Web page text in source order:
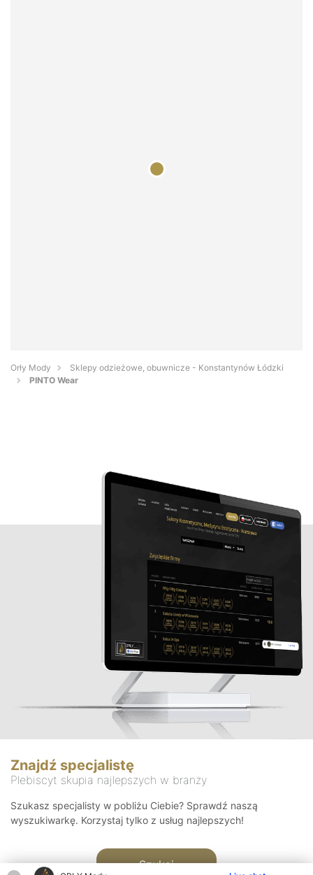
Orły Mody
Sklepy odzieżowe, obuwnicze - Konstantynów Łódzki
PINTO Wear
Znajdź specjalistę
Plebiscyt skupia najlepszych w branży
Szukasz specjalisty w pobliżu Ciebie? Sprawdź naszą
wyszukiwarkę. Korzystaj tylko z usług najlepszych!
Szukaj